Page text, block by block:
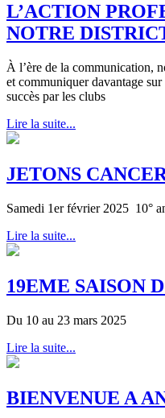
L’ACTION
NOTRE
À l’ère de la communication,
et communiquer davantage
succès par les clubs
Lire la suite...
JETONS
Samedi 1er février 2025 10°
Lire la suite...
19EME SAISON
Du 10 au 23 mars 2025
Lire la suite...
BIENVENUE A